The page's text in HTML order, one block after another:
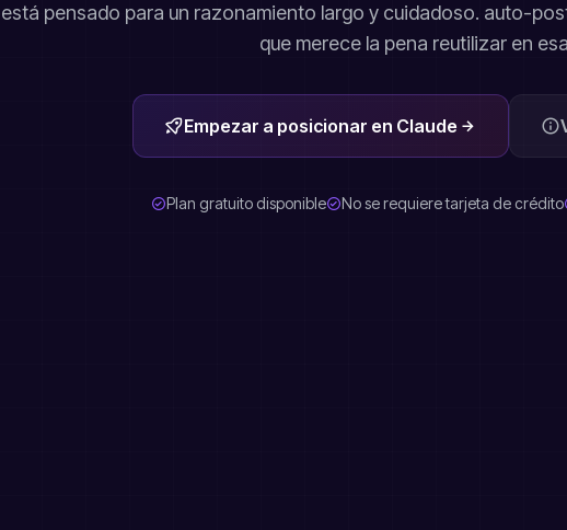
está pensado para un razonamiento largo y cuidadoso. auto-
que merece la pena reutilizar en
Empezar a posicionar en Claude
Plan gratuito disponible No se requiere tarjeta de crédito